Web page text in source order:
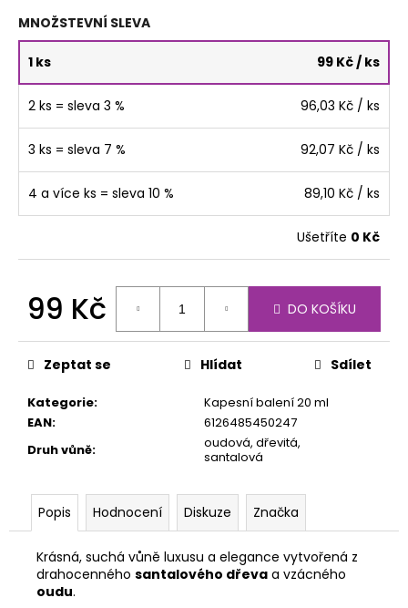
MNOŽSTEVNÍ SLEVA
1 ks 99 Kč/ ks
2 ks = sleva 3 % 96,03 Kč / ks
3 ks = sleva 7 % 92,07 Kč / ks
4 a více ks = sleva 10 % 89,10 Kč / ks
Ušetříte 0 Kč
99 Kč DO KOŠÍKU
Kategorie:
Kapesní balení 20 ml
EAN:
6126485450247
Druh vůně:
oudová, dřevitá,
santalová
Zeptat se Hlídat Sdílet
Popis Hodnocení Diskuze Značka
Krásná, suchá vůně luxusu a elegance vytvořená z
drahocenného santalového dřeva a vzácného
oudu.
D
o
p
o
u
č
u
e